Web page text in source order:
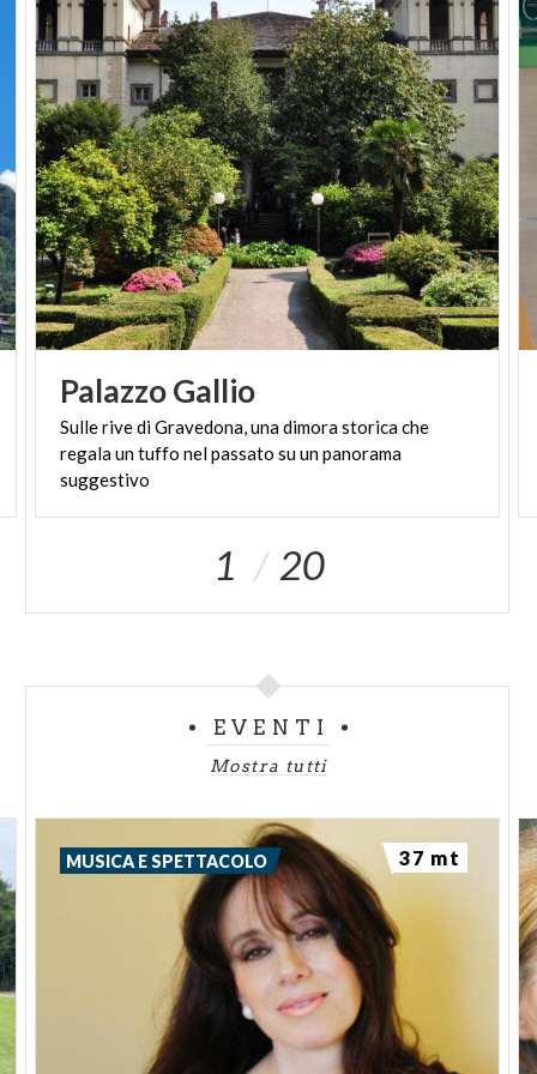
PalazzoGallio
Sulle rive di Gravedona, una dimora storica che
regala un tuffo nel passato su un panorama
suggestivo
1 20
EVENTI
Mostra tutti
MUSICA E SPETTACOLO 37 mt